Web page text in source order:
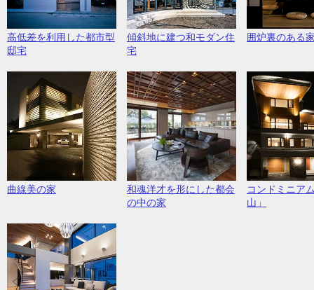
高低差を利用した都市型
邸宅
傾斜地に建つ和モダン住
宅
囲炉裏のある
曲線美の家
和魂洋才を形にした都会
の中の家
コンドミニア
山」